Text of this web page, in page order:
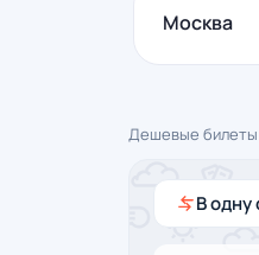
Дешевые билеты
В одну